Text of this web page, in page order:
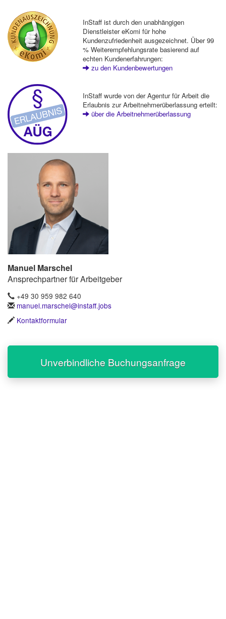
InStaff ist durch den unabhängigen
Dienstleister eKomi für hohe
Kundenzufriedenheit ausgezeichnet. Über 99
% Weiterempfehlungsrate basierend auf
echten Kundenerfahrungen:
zu den Kundenbewertungen
InStaff wurde von der Agentur für Arbeit die
Erlaubnis zur Arbeitnehmerüberlassung erteilt:
über die Arbeitnehmerüberlassung
Manuel Marschel
Ansprechpartner für Arbeitgeber
+49 30 959 982 640
manuel.marschel@instaff.jobs
Kontaktformular
Unverbindliche Buchungsanfrage